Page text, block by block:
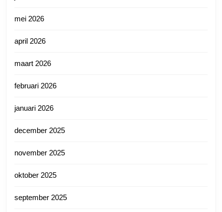
mei 2026
april 2026
maart 2026
februari 2026
januari 2026
december 2025
november 2025
oktober 2025
september 2025